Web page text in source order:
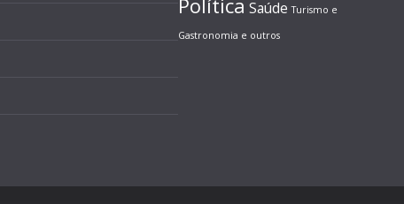
Política Saúde Turismo e
Gastronomia e outros